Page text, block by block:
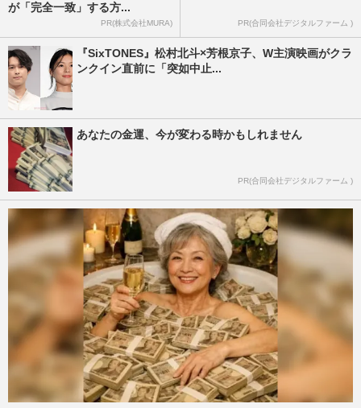
が「完全一致」する方...
PR(株式会社MURA) PR(合同会社デジタルファーム )
『SixTONES』松村北斗×芳根京子、W主演映画がクラ
ンクイン直前に「突如中止...
あなたの金運、今が変わる時かもしれません
PR(合同会社デジタルファーム )